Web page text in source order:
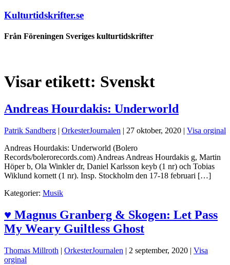
Kulturtidskrifter.se
Från Föreningen Sveriges kulturtidskrifter
Visar etikett: Svenskt
Andreas Hourdakis: Underworld
Patrik Sandberg | OrkesterJournalen | 27 oktober, 2020 | Visa orginal
Andreas Hourdakis: Underworld (Bolero
Records/bolerorecords.com) Andreas Andreas Hourdakis g, Martin
Höper b, Ola Winkler dr, Daniel Karlsson keyb (1 nr) och Tobias
Wiklund kornett (1 nr). Insp. Stockholm den 17-18 februari […]
Kategorier: Musik
♥ Magnus Granberg & Skogen: Let Pass
My Weary Guiltless Ghost
Thomas Millroth | OrkesterJournalen | 2 september, 2020 | Visa
orginal